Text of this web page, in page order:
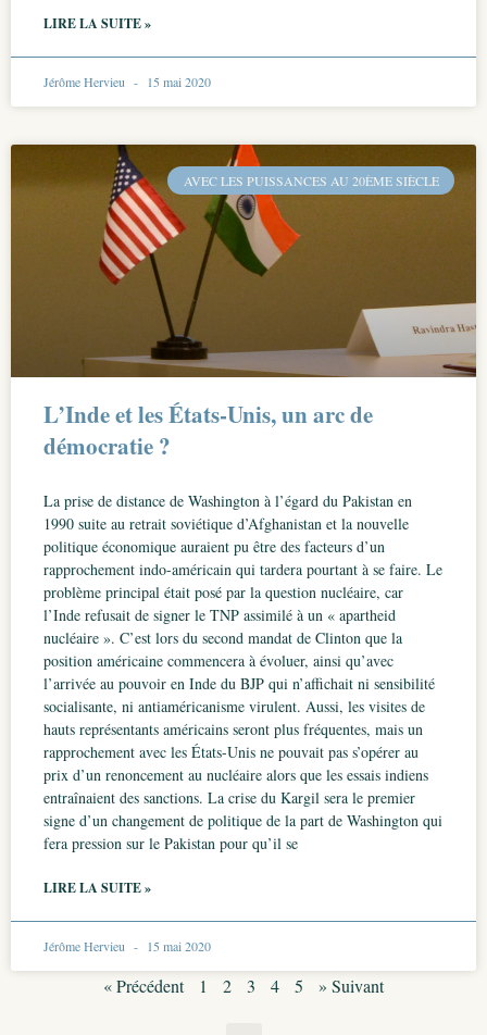
LIRE LA SUITE »
Jérôme Hervieu 15 mai 2020
AVEC LES PUISSANCES AU 20ÈME SIÈCLE
L’Inde et les États-Unis, un arc de
démocratie ?
La prise de distance de Washington à l’égard du Pakistan en
1990 suite au retrait soviétique d’Afghanistan et la nouvelle
politique économique auraient pu être des facteurs d’un
rapprochement indo-américain qui tardera pourtant à se faire. Le
problème principal était posé par la question nucléaire, car
l’Inde refusait de signer le TNP assimilé à un « apartheid
nucléaire ». C’est lors du second mandat de Clinton que la
position américaine commencera à évoluer, ainsi qu’avec
l’arrivée au pouvoir en Inde du BJP qui n’affichait ni sensibilité
socialisante, ni antiaméricanisme virulent. Aussi, les visites de
hauts représentants américains seront plus fréquentes, mais un
rapprochement avec les États-Unis ne pouvait pas s’opérer au
prix d’un renoncement au nucléaire alors que les essais indiens
entraînaient des sanctions. La crise du Kargil sera le premier
signe d’un changement de politique de la part de Washington qui
fera pression sur le Pakistan pour qu’il se
LIRE LA SUITE »
Jérôme Hervieu 15 mai 2020
« Précédent 1 2 3 4 5 » Suivant